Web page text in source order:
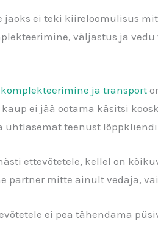
jaoks ei teki kiireloomulisus
väljastus ja
ja transport
ei jää ootama käsitsi
ühtlasemat teenust
ettevõtetele, kellel on
partner mitte ainult vedaja,
ei pea tähendama